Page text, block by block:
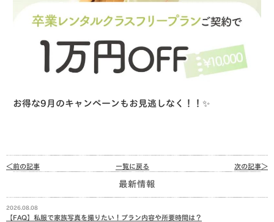
お得な9月のキャンペーンもお見逃しなく！！✨
＜前の記事 次の記事＞
一覧に戻る
最新情報
2026.08.08
【FAQ】私服で家族写真を撮りたい！プラン内容や所要時間は？